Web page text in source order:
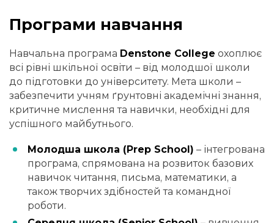
Програми навчання
Навчальна програма Denstone College охоплює
всі рівні шкільної освіти – від молодшої школи
до підготовки до університету. Мета школи –
забезпечити учням ґрунтовні академічні знання,
критичне мислення та навички, необхідні для
успішного майбутнього.
Молодша школа (Prep School) – інтегрована
програма, спрямована на розвиток базових
навичок читання, письма, математики, а
також творчих здібностей та командної
роботи.